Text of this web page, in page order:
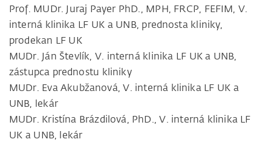
Prof. MUDr. Juraj Payer PhD., MPH, FRCP, FEFIM, V.
interná klinika LF UK a UNB, prednosta kliniky,
prodekan LF UK
MUDr. Ján Števlík, V. interná klinika LF UK a UNB,
zástupca prednostu kliniky
MUDr. Eva Akubžanová, V. interná klinika LF UK a
UNB, lekár
MUDr. Kristína Brázdilová, PhD., V. interná klinika LF
UK a UNB, lekár